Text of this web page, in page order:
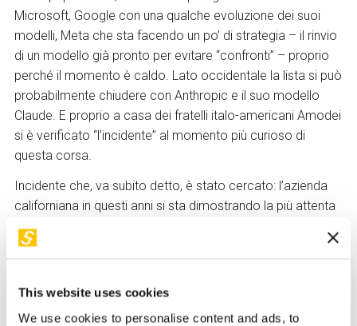
This website uses cookies
We use cookies to personalise content and ads, to
Microsoft, Google con una qualche evoluzione dei suoi
modelli, Meta che sta facendo un po’ di strategia – il rinvio
di un modello già pronto per evitare “confronti” – proprio
perché il momento è caldo. Lato occidentale la lista si può
probabilmente chiudere con Anthropic e il suo modello
Claude. E proprio a casa dei fratelli italo-americani Amodei
si è verificato “l’incidente” al momento più curioso di
questa corsa.
Incidente che, va subito detto, è stato cercato: l’azienda
californiana in questi anni si sta dimostrando la più attenta
sul lato etico dei modelli e la loro sicurezza. In quello che
potremmo definire uno “stress test” per Opus 4, nuovo
una simulazione di lavoro come assistente di una piccola